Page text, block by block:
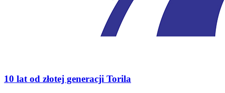
10 lat od złotej generacji Torila